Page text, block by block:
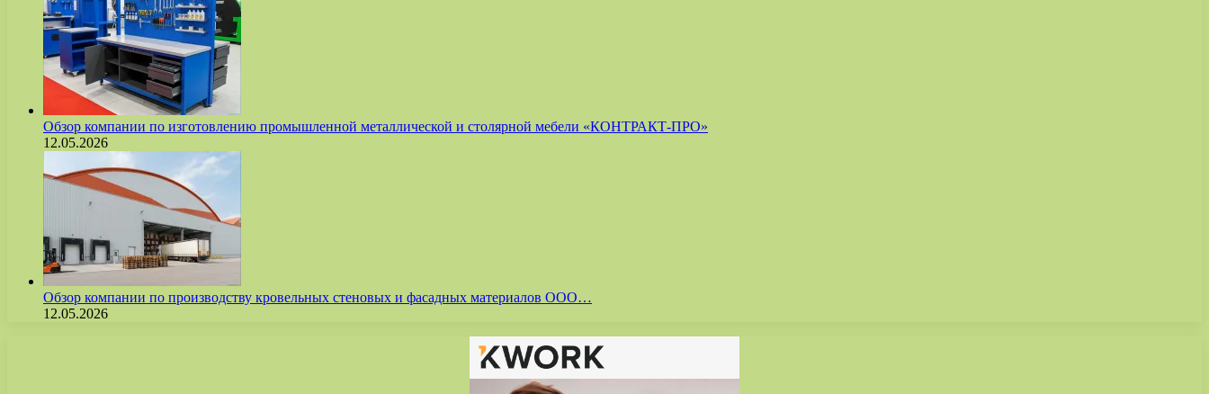
Обзор компании по изготовлению промышленной металлической и столярной мебели «КОНТРАКТ-ПРО»
12.05.2026
Обзор компании по производству кровельных стеновых и фасадных материалов ООО…
12.05.2026